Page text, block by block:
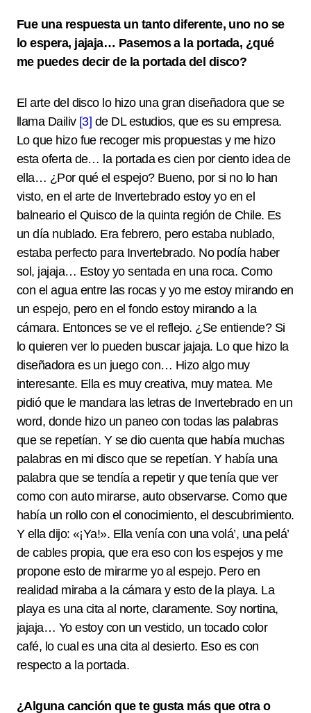
Fue una respuesta un tanto diferente, uno no se
lo espera, jajaja… Pasemos a la portada, ¿qué
me puedes decir de la portada del disco?
El arte del disco lo hizo una gran diseñadora que se
llama Dailiv [3] de DL estudios, que es su empresa.
Lo que hizo fue recoger mis propuestas y me hizo
esta oferta de… la portada es cien por ciento idea de
ella… ¿Por qué el espejo? Bueno, por si no lo han
visto, en el arte de Invertebrado estoy yo en el
balneario el Quisco de la quinta región de Chile. Es
un día nublado. Era febrero, pero estaba nublado,
estaba perfecto para Invertebrado. No podía haber
sol, jajaja… Estoy yo sentada en una roca. Como
con el agua entre las rocas y yo me estoy mirando en
un espejo, pero en el fondo estoy mirando a la
cámara. Entonces se ve el reflejo. ¿Se entiende? Si
lo quieren ver lo pueden buscar jajaja. Lo que hizo la
diseñadora es un juego con… Hizo algo muy
interesante. Ella es muy creativa, muy matea. Me
pidió que le mandara las letras de Invertebrado en un
word, donde hizo un paneo con todas las palabras
que se repetían. Y se dio cuenta que había muchas
palabras en mi disco que se repetían. Y había una
palabra que se tendía a repetir y que tenía que ver
como con auto mirarse, auto observarse. Como que
había un rollo con el conocimiento, el descubrimiento.
Y ella dijo: «¡Ya!». Ella venía con una volá’, una pelá’
de cables propia, que era eso con los espejos y me
propone esto de mirarme yo al espejo. Pero en
realidad miraba a la cámara y esto de la playa. La
playa es una cita al norte, claramente. Soy nortina,
jajaja… Yo estoy con un vestido, un tocado color
café, lo cual es una cita al desierto. Eso es con
respecto a la portada.
¿Alguna canción que te gusta más que otra o